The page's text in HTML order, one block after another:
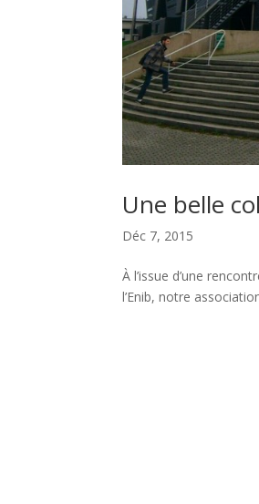
Une belle
Déc 7, 2015
À l’issue d’une
l’Enib, notre